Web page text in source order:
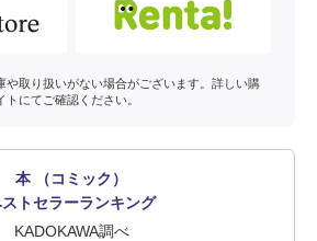
取り扱いがない場合がございます。詳しい購
トにてご確認ください。
本 （コミック）
トセラーランキング
KADOKAWA調べ